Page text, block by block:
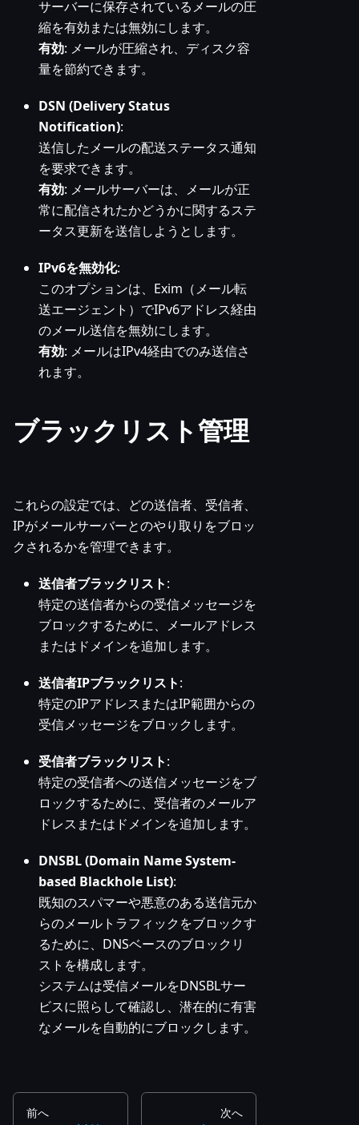
サーバーに保存されているメールの圧
縮を有効または無効にします。
有効: メールが圧縮され、ディスク容
量を節約できます。
DSN (Delivery Status
Notification):
送信したメールの配送ステータス通知
を要求できます。
有効: メールサーバーは、メールが正
常に配信されたかどうかに関するステ
ータス更新を送信しようとします。
IPv6を無効化:
このオプションは、Exim（メール転
送エージェント）でIPv6アドレス経由
のメール送信を無効にします。
有効: メールはIPv4経由でのみ送信さ
れます。
ブラックリスト管理
これらの設定では、どの送信者、受信者、
IPがメールサーバーとのやり取りをブロッ
クされるかを管理できます。
送信者ブラックリスト:
特定の送信者からの受信メッセージを
ブロックするために、メールアドレス
またはドメインを追加します。
送信者IPブラックリスト:
特定のIPアドレスまたはIP範囲からの
受信メッセージをブロックします。
受信者ブラックリスト:
特定の受信者への送信メッセージをブ
ロックするために、受信者のメールア
ドレスまたはドメインを追加します。
DNSBL (Domain Name System-
based Blackhole List):
既知のスパマーや悪意のある送信元か
らのメールトラフィックをブロックす
るために、DNSベースのブロックリ
ストを構成します。
システムは受信メールをDNSBLサー
ビスに照らして確認し、潜在的に有害
なメールを自動的にブロックします。
前へ 次へ